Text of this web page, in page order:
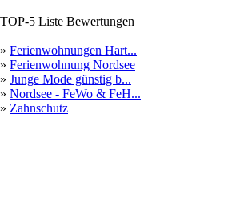
TOP-5 Liste Bewertungen
» Ferienwohnungen Hart...
» Ferienwohnung Nordsee
» Junge Mode günstig b...
» Nordsee - FeWo & FeH...
» Zahnschutz